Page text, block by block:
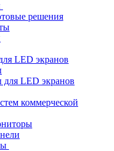
решения
LED экранов
для LED экранов
коммерческой